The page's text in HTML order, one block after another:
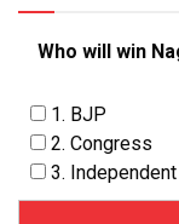
Who will win
1. BJP
2. Congress
3. Independent